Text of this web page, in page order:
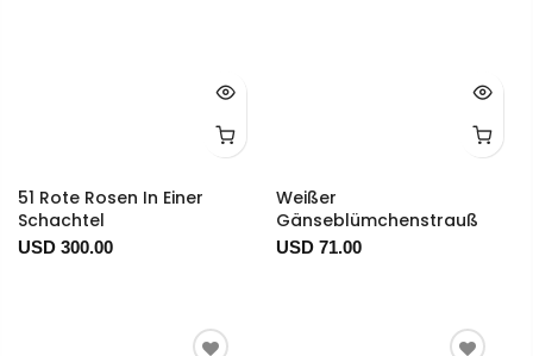
51 Rote Rosen In Einer
Schachtel
USD 300.00
Weißer
Gänseblümchenstrauß
USD 71.00